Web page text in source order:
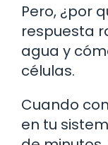
Pero, ¿por
respuesta
agua y
células.
Cuando
en tu